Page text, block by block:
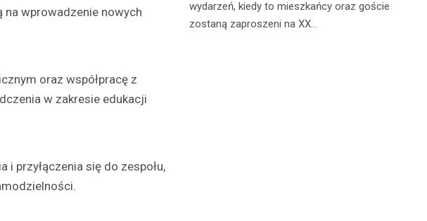
wprowadzenie nowych
oraz współpracę z
w zakresie edukacji
i przyłączenia się do zespołu,
obejmując przebudowę odcinka o
wydarzeń, kiedy to mieszkańcy oraz goście
zostaną zaproszeni na XX…